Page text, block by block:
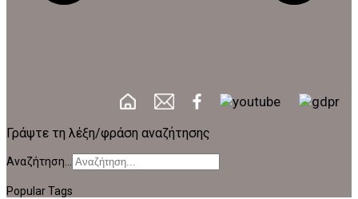
Γράψτε τη λέξη/φράση αναζήτησης
Αναζήτηση...
Popular Tags